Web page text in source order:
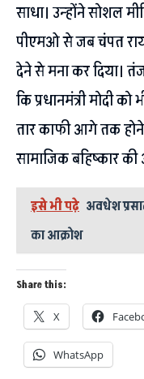
साधा। उन्होंने सोशल
पीएमओ से जब चंपत राय
देने से मना कर दिया।
कि प्रधानमंत्री मोदी
तार काफी आगे तक होने
सामाजिक बहिष्कार
इसे भी पढ़े अवधेश
का आक्रोश
Share this:
X
WhatsApp